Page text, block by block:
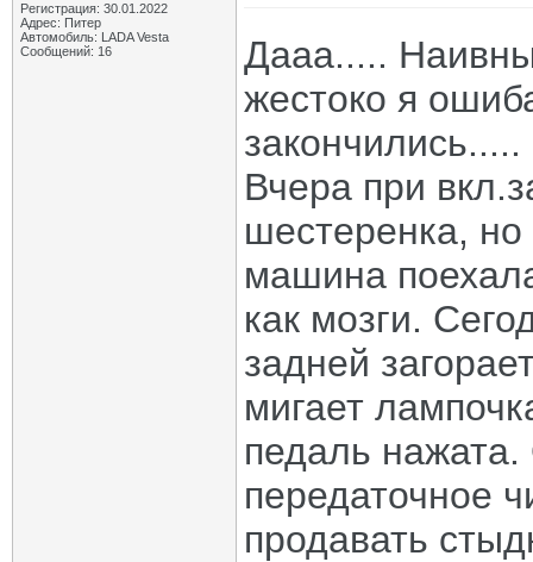
Регистрация: 30.01.2022
Адрес: Питер
Автомобиль: LADA Vesta
Сообщений: 16
Дааа.....
жестоко я
закончились.....
Вчера при
шестеренка,
машина
как мозги.
задней
мигает
педаль
передаточное
продавать